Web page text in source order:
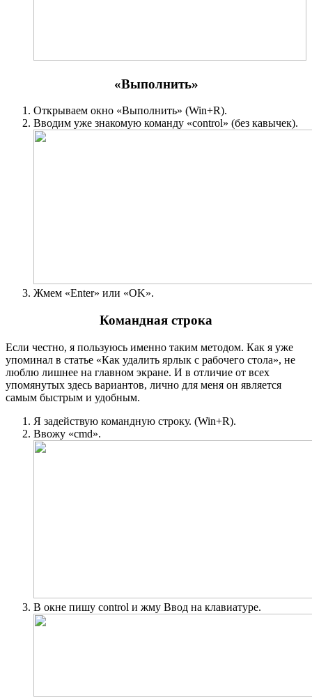
«Выполнить»
Открываем окно «Выполнить» (Win+R).
Вводим уже знакомую команду «control» (без кавычек).
Жмем «Enter» или «OK».
Командная строка
Если честно, я пользуюсь именно таким методом. Как я уже
упоминал в статье «Как удалить ярлык с рабочего стола», не
люблю лишнее на главном экране. И в отличие от всех
упомянутых здесь вариантов, лично для меня он является
самым быстрым и удобным.
Я задействую командную строку. (Win+R).
Ввожу «cmd».
В окне пишу control и жму Ввод на клавиатуре.